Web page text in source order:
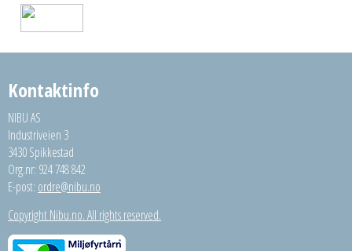
Kontaktinfo
NIBU AS
Industriveien 3
3430 Spikkestad
Org.nr: 924 748 842
E-post: ordre@nibu.no
Copyright Nibu.no. All rights reserved.